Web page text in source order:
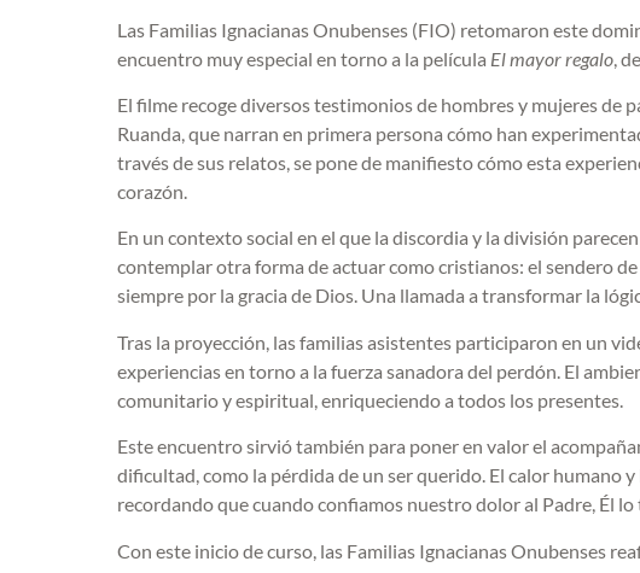
Las Familias Ignacianas Onubenses (FIO) retomaron este
encuentro muy especial en torno a la película El mayor regalo ,
El filme recoge diversos testimonios de hombres y mujeres de
Ruanda, que narran en primera persona cómo han
través de sus relatos, se pone de manifiesto cómo esta
corazón.
En un contexto social en el que la discordia y la división
contemplar otra forma de actuar como cristianos: el sendero
siempre por la gracia de Dios. Una llamada a transformar la
Tras la proyección, las familias asistentes participaron en un
experiencias en torno a la fuerza sanadora del perdón. El
comunitario y espiritual, enriqueciendo a todos los presentes.
Este encuentro sirvió también para poner en valor el
dificultad, como la pérdida de un ser querido. El calor humano
recordando que cuando confiamos nuestro dolor al Padre, Él
Con este inicio de curso, las Familias Ignacianas Onubenses